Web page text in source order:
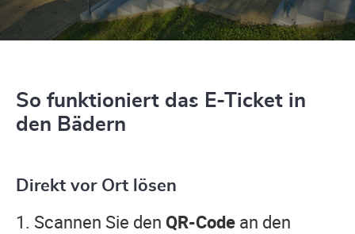
So funktioniert das E-Ticket in
den Bädern
Direkt vor Ort lösen
1. Scannen Sie den QR-Code an den